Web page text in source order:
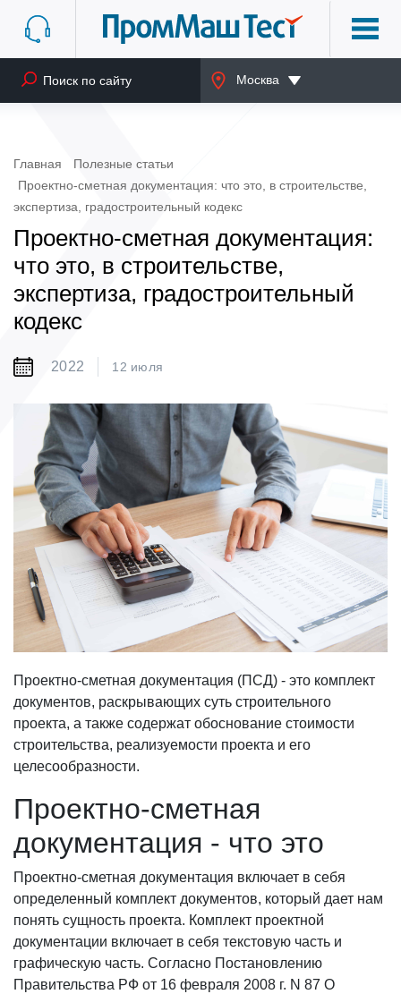
Москва
Главная
Полезные статьи
Проектно-сметная документация: что это, в строительстве,
экспертиза, градостроительный кодекс
Проектно-сметная документация:
что это, в строительстве,
экспертиза, градостроительный
кодекс
2022 12 июля
Проектно-сметная документация (ПСД) - это комплект
документов, раскрывающих суть строительного
проекта, а также содержат обоснование стоимости
строительства, реализуемости проекта и его
целесообразности.
Проектно-сметная
документация - что это
Проектно-сметная документация включает в себя
определенный комплект документов, который дает нам
понять сущность проекта. Комплект проектной
документации включает в себя текстовую часть и
графическую часть. Согласно Постановлению
Правительства РФ от 16 февраля 2008 г. N 87 О